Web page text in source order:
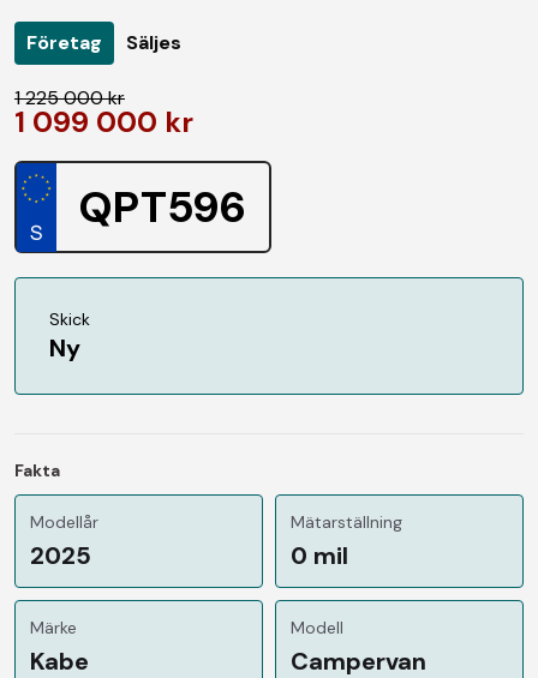
Företag Säljes
1 225 000 kr
1 099 000 kr
QPT596
Skick
Ny
Fakta
Modellår
2025
Mätarställning
0 mil
Märke
Kabe
Modell
Campervan